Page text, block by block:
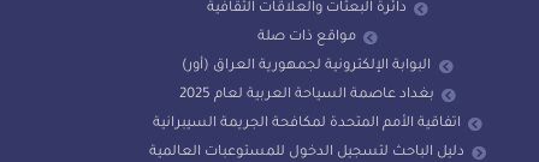
دائرة البعثات والعلاقات الثقافية
مواقع ذات صلة
البوابة الإلكترونية لجمهورية العراق (أور)
بغداد عاصمة السياحة العربية لعام 2025
اتفاقية الأمم المتحدة لمكافحة الجريمة السيبرانية
دليل الباحث لتسجيل الدخول للمستوعبات العالمية